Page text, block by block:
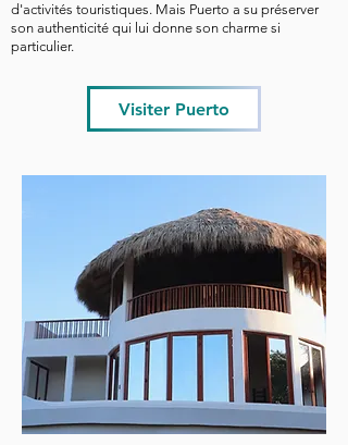
d'activités touristiques. Mais Puerto a su préserver
son authenticité qui lui donne son charme si
particulier.
Visiter Puerto